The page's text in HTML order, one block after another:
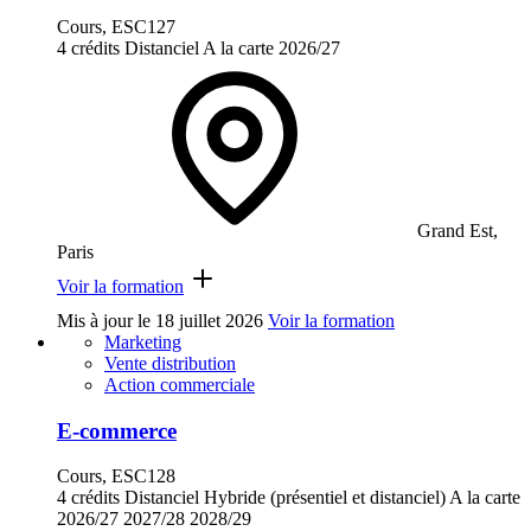
Cours, ESC127
4 crédits Distanciel A la carte 2026/27
Grand Est,
Paris
Voir la formation
Mis à jour le 18 juillet 2026 Voir la formation
Marketing
Vente distribution
Action commerciale
E-commerce
Cours, ESC128
4 crédits Distanciel Hybride (présentiel et distanciel) A la carte
2026/27 2027/28 2028/29